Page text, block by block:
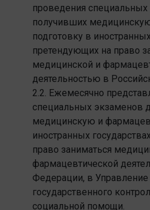
проведения
получивших
подготовку в
претендующих на право
медицинской и
деятельностью в
2.2. Ежемесячно
специальных экзаменов
медицинскую и
иностранных
право заниматься
фармацевтической
Федерации, в Управление
государственного
социальной помощи.